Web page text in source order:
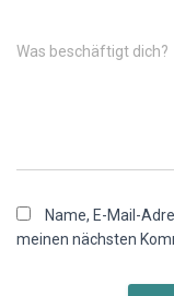
Was beschäftigt dich?
Name, E-Mail-
meinen nächsten